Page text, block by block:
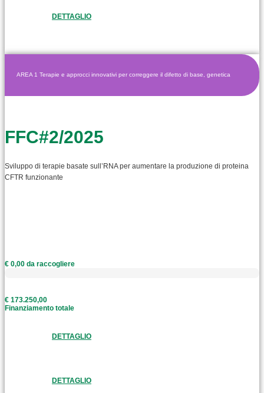
DETTAGLIO
AREA 1 Terapie e approcci innovativi per correggere il difetto di base, genetica
FFC#2/2025
Sviluppo di terapie basate sull’RNA per aumentare la produzione di proteina
CFTR funzionante
€ 0,00 da raccogliere
€ 173.250,00
Finanziamento totale
DETTAGLIO
DETTAGLIO